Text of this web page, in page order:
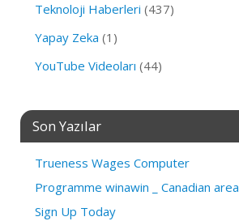
Teknoloji Haberleri (437)
Yapay Zeka (1)
YouTube Videoları (44)
Son Yazılar
Trueness Wages Computer
Programme winawin _ Canadian area
Sign Up Today